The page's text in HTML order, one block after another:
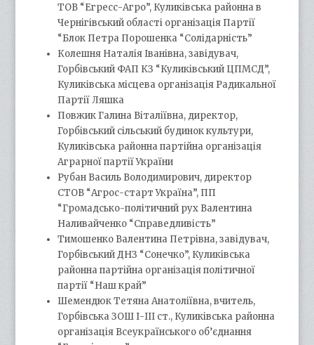
ТОВ “Егресс-Агро”, Куликівська районна в
Чернігівський області організація Партії
“Блок Петра Порошенка “Солідарність”
Колешня Наталія Іванівна, завідувач,
Горбівський ФАП КЗ “Куликівський ЦПМСД”,
Куликівська місцева організація Радикальної
Партії Ляшка
Повжик Галина Віталіївна, директор,
Горбівський сільський будинок культури,
Куликівська районна партійна організація
Аграрної партії України
Рубан Василь Володимирович, директор
СТОВ “Агрос-старт Україна”, ПП
“Громадсько-політичний рух Валентина
Наливайченко “Справедливість”
Тимошенко Валентина Петрівна, завідувач,
Горбівський ДНЗ “Сонечко”, Куликівська
районна партійна організація політичної
партії “Наш край”
Шемендюк Тетяна Анатоліївна, вчитель,
Горбівська ЗОШ І-ІІІ ст., Куликівська районна
організація Всеукраїнського об’єднання